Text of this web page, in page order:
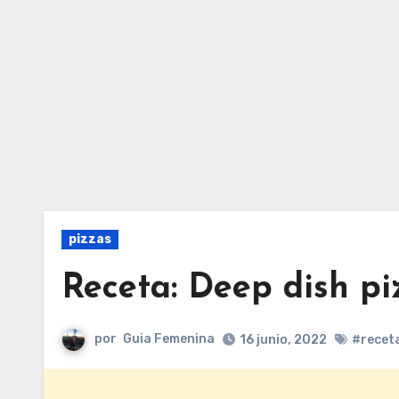
pizzas
Receta: Deep dish
por Guia Femenina 16 junio, 2022